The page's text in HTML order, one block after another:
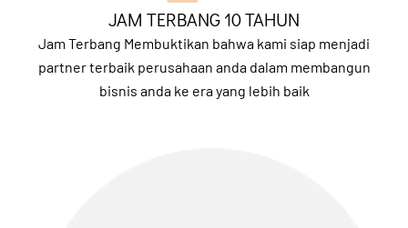
JAM TERBANG 10 TAHUN
Jam Terbang Membuktikan bahwa kami siap menjadi
partner terbaik perusahaan anda dalam membangun
bisnis anda ke era yang lebih baik